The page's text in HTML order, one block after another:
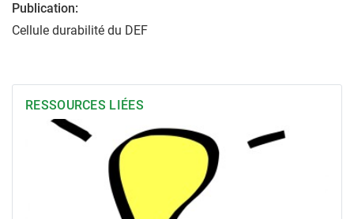
Publication:
Cellule durabilité du DEF
RESSOURCES LIÉES